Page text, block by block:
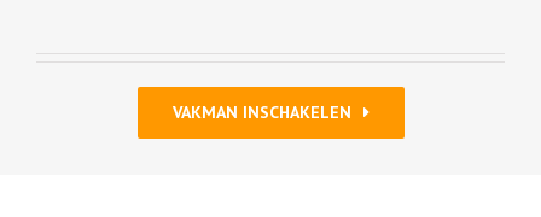
VAKMAN INSCHAKELEN